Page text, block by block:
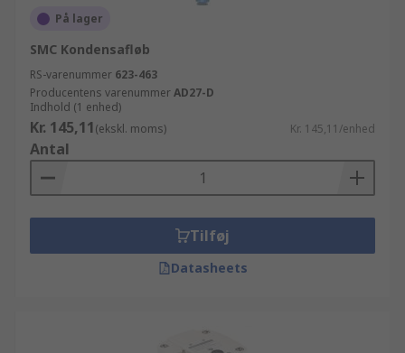
På lager
SMC Kondensafløb
RS-varenummer 623-463
Producentens varenummerAD27-D
Indhold (1 enhed)
Kr. 145,11(ekskl. moms) Kr. 145,11/enhed
Antal
Tilføj
Datasheets